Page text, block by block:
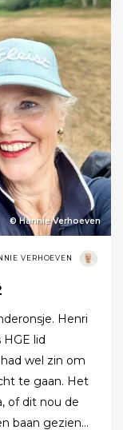
nu echt niet
© Hannie Verhoeven
VERHOEVEN
lid
wel zin om
te gaan. Het